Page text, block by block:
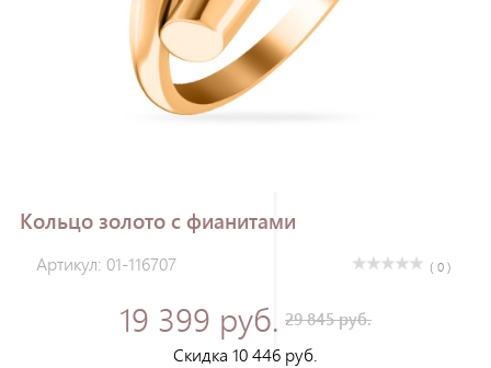
Кольцо золото с фианитами
Артикул: 01-116707 ( 0 )
19 399 руб. 29 845 руб.
Скидка 10 446 руб.
Зарегистрироваться